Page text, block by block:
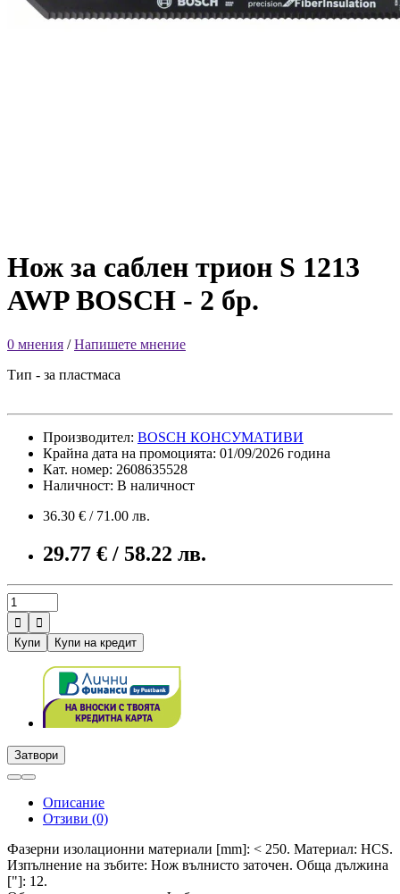
Нож за саблен трион S 1213
AWP BOSCH - 2 бр.
0 мнения /Напишете мнение
Тип - за пластмаса
Производител: BOSCH КОНСУМАТИВИ
Крайна дата на промоцията: 01/09/2026 година
Кат. номер: 2608635528
Наличност: В наличност
36.30 € / 71.00 лв.
29.77 € / 58.22 лв.


Купи
Купи на кредит
Затвори
Описание
Отзиви (0)
Фазерни изолационни материали [mm]: < 250. Материал: HCS.
Изпълнение на зъбите: Нож вълнисто заточен. Обща дължина
["]: 12.